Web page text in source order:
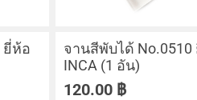
ยี่ห้อ
จานสีพับได้ No.0510
INCA (1 อัน)
120.00 ฿